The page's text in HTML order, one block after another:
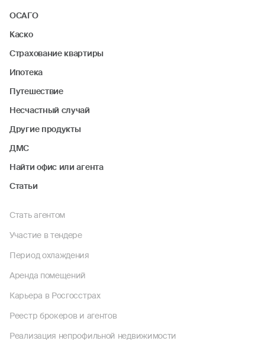
ОСАГО
Каско
Страхование квартиры
Ипотека
Путешествие
Несчастный случай
Другие продукты
ДМС
Найти офис или агента
Статьи
Стать агентом
Участие в тендере
Период охлаждения
Аренда помещений
Карьера в Росгосстрах
Реестр брокеров и агентов
Реализация непрофильной недвижимости